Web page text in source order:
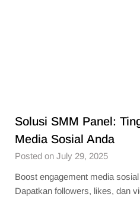
Solusi SMM Panel:
Media Sosial Anda
Posted on July 29, 2025
Boost engagement media
Dapatkan followers, likes, dan